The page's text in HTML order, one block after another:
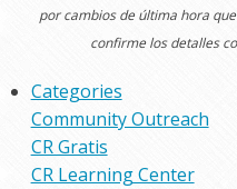
por cambios de última hora
confirme los detalles
Categories
Community Outreach
CR Gratis
CR Learning Center